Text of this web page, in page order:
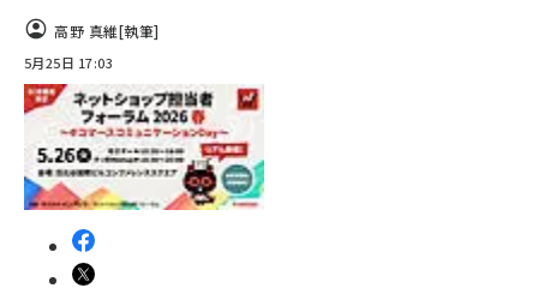
高野 真維[執筆]
5月25日 17:03